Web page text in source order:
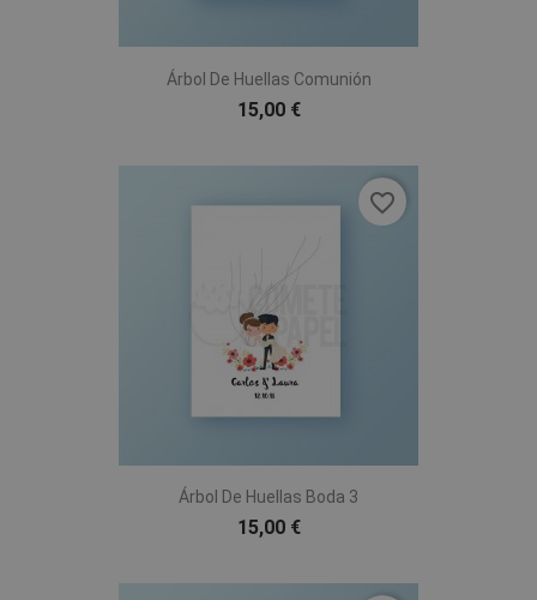
Árbol De Huellas Comunión
15,00 €
Árbol De Huellas Boda 3
15,00 €
favorite_border